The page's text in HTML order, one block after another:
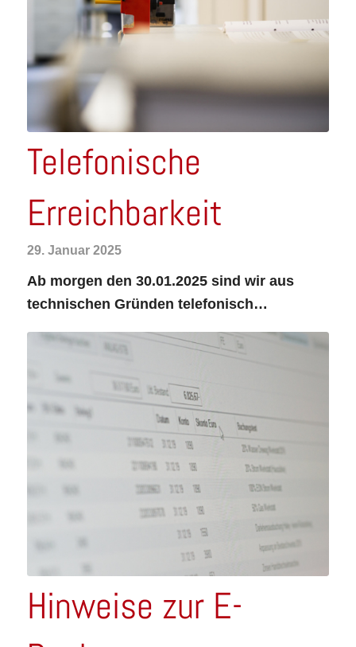
Telefonische
Erreichbarkeit
29. Januar 2025
Ab morgen den 30.01.2025 sind wir aus
technischen Gründen telefonisch…
Hinweise zur E-